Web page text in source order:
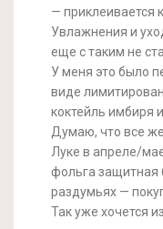
— приклеивается
Увлажнения и
еще с таким не
У меня это было
виде
коктейль имбиря
Думаю, что все
Луке в апреле/
фольга защитная
раздумьях —
Так уже хочется